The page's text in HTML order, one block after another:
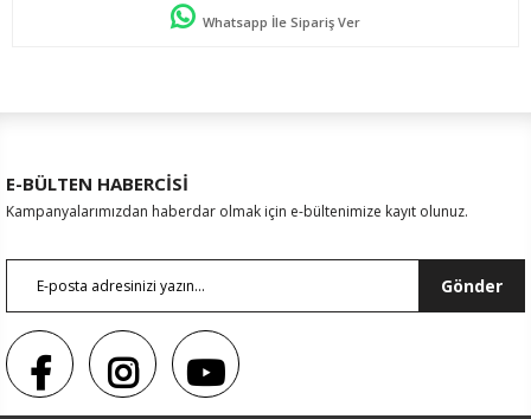
Whatsapp İle Sipariş Ver
E-BÜLTEN HABERCİSİ
Kampanyalarımızdan haberdar olmak için e-bültenimize kayıt olunuz.
Gönder